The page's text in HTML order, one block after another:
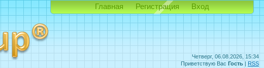
Четверг, 06.08.2026, 15:34
Приветствую Вас Гость | RSS
Главная Регистрация Вход